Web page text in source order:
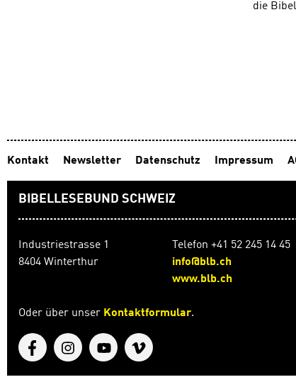
die
Kontakt Newsletter Datenschutz Impressum
BIBELLESEBUND SCHWEIZ
Industriestrasse 1
8404 Winterthur
Telefon +41 52 245 14 45
info@blb.ch
www.blb.ch
Oder über unser Kontaktformular.